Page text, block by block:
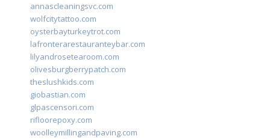
annascleaningsvc.com
wolfcitytattoo.com
oysterbayturkeytrot.com
lafronterarestauranteybar.com
lilyandrosetearoom.com
olivesburgberrypatch.com
theslushkids.com
giobastian.com
glpascensori.com
rifloorepoxy.com
woolleymillingandpaving.com